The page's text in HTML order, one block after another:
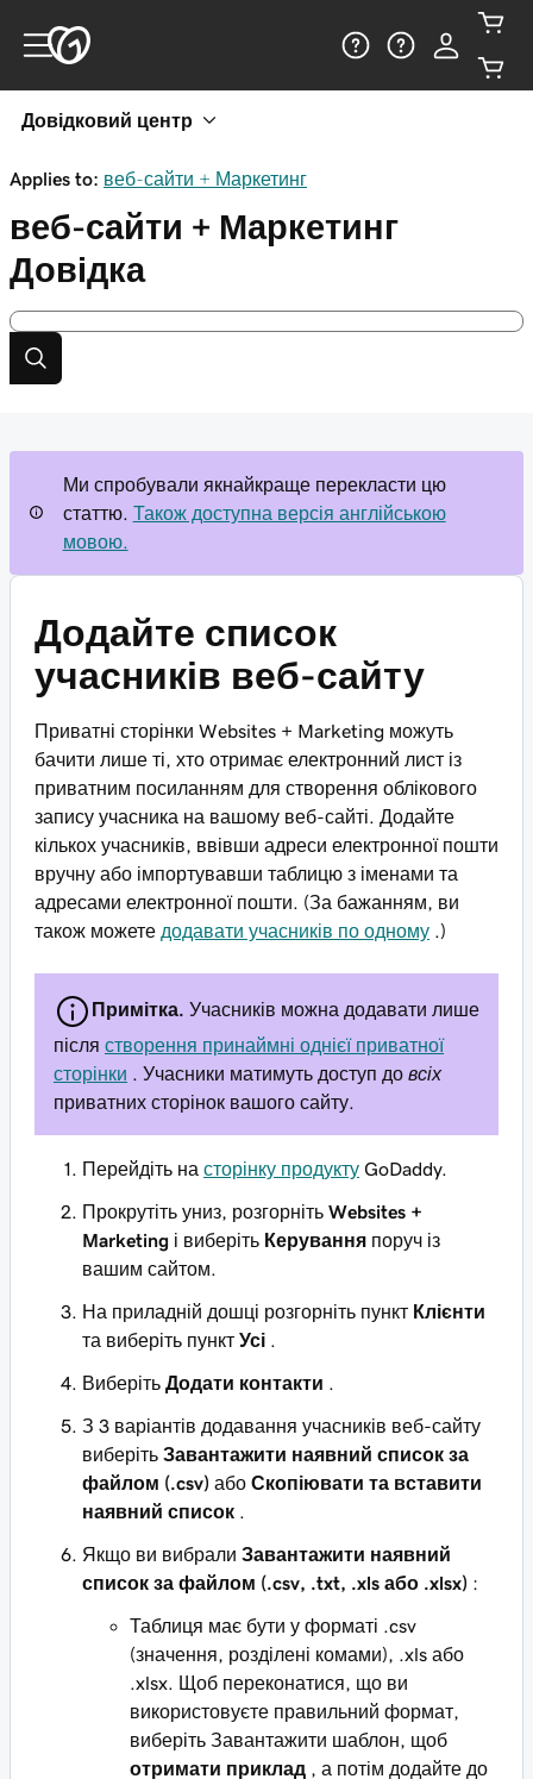
Довідковий центр
Applies to: веб-сайти + Маркетинг
веб-сайти + Маркетинг
Довідка
Ми спробували якнайкраще перекласти цю
статтю. Також доступна версія англійською
мовою.
Додайте список
учасників веб-сайту
Приватні сторінки Websites + Marketing можуть
бачити лише ті, хто отримає електронний лист із
приватним посиланням для створення облікового
запису учасника на вашому веб-сайті. Додайте
кількох учасників, ввівши адреси електронної пошти
вручну або імпортувавши таблицю з іменами та
адресами електронної пошти. (За бажанням, ви
також можете додавати учасників по одному .)
Примітка. Учасників можна додавати лише
після створення принаймні однієї приватної
сторінки . Учасники матимуть доступ до всіх
приватних сторінок вашого сайту.
Перейдіть на сторінку продукту GoDaddy.
Прокрутіть униз, розгорніть Websites +
Marketing і виберіть Керування поруч із
вашим сайтом.
На приладній дошці розгорніть пункт Клієнти
та виберіть пункт Усі
Виберіть Додати контакти
З 3 варіантів додавання учасників веб-сайту
виберіть Завантажити наявний список за
файлом (.csv) або Скопіювати та вставити
наявний список
Якщо ви вибрали Завантажити наявний
список за файлом (.csv, .txt, .xls або .xlsx) :
Таблиця має бути у форматі .csv
(значення, розділені комами), .xls або
.xlsx. Щоб переконатися, що ви
використовуєте правильний формат,
виберіть Завантажити шаблон, щоб
отримати приклад , а потім додайте до